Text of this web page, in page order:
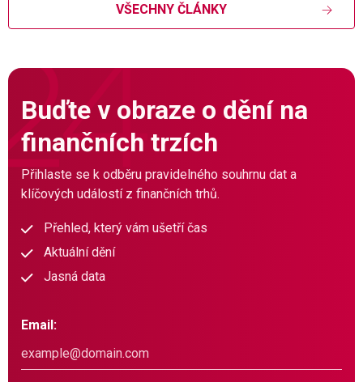
VŠECHNY ČLÁNKY
Buďte v obraze o dění na
finančních trzích
Přihlaste se k odběru pravidelného souhrnu dat a
klíčových událostí z finančních trhů.
Přehled, který vám ušetří čas
Aktuální dění
Jasná data
Email: